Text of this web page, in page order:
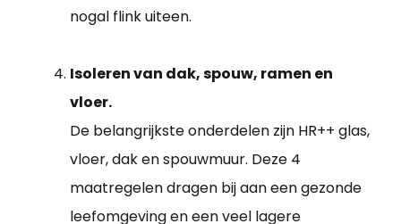
nogal flink uiteen.
Isoleren van dak, spouw, ramen en
vloer.
De belangrijkste onderdelen zijn HR++ glas,
vloer, dak en spouwmuur. Deze 4
maatregelen dragen bij aan een gezonde
leefomgeving en een veel lagere